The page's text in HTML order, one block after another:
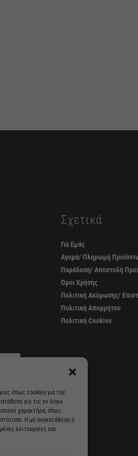
όπως cookies για την
για τις εν λόγω
χαρακτήρα, όπως
Η μη συγκατάθεση ή
λειτουργίες και
Σχετικά
Για Εμάς
Αγορά/ Πληρωμή
Παράδοση/ Αποστολή
Όροι Χρήσης
Πολιτική Ακύρωσης/
Πολιτική Απορρήτου
Πολιτική Cookies